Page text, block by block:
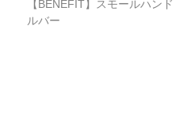
【BENEFIT】スモールハンド
ルバー